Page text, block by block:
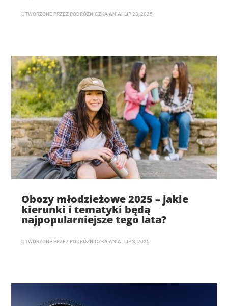
UTWORZONE PRZEZ PODRÓŻNICZKA ANIA | LIP 23, 2025
Obozy młodzieżowe 2025 – jakie
kierunki i tematyki będą
najpopularniejsze tego lata?
UTWORZONE PRZEZ PODRÓŻNICZKA ANIA | LIP 3, 2025